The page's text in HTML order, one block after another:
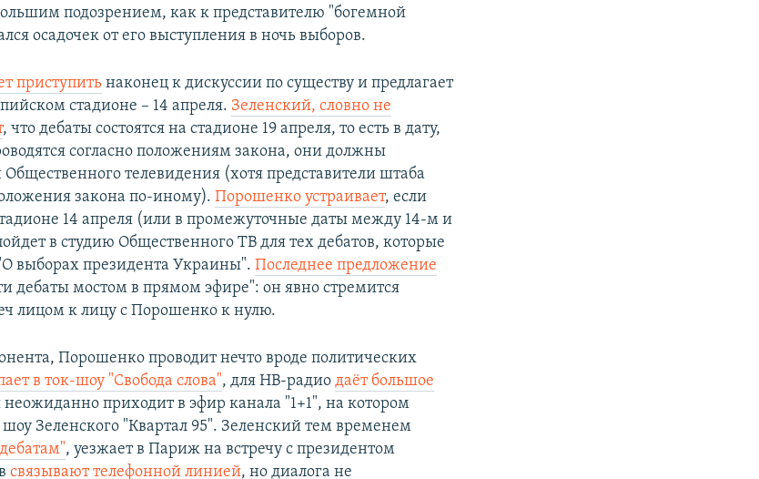
подозрением, как к представителю "богемной
осадочек от его выступления в ночь выборов.
приступить наконец к дискуссии по существу и предлагает
стадионе – 14 апреля. Зеленский, словно не
, что дебаты состоятся на стадионе 19 апреля, то есть в дату,
согласно положениям закона, они должны
Общественного телевидения (хотя представители штаба
закона по-иному).Порошенко устраивает, если
14 апреля (или в промежуточные даты между 14-м и
в студию Общественного ТВ для тех дебатов, которые
"О выборах президента Украины".Последнее предложение
дебаты мостом в прямом эфире": он явно стремится
лицом к лицу с Порошенко к нулю.
Порошенко проводит нечто вроде политических
в ток-шоу "Свобода слова", для НВ-радиодаёт большое
неожиданно приходит в эфир канала "1+1", на котором
Зеленского "Квартал 95". Зеленский тем временем
, уезжает в Париж на встречу с президентом
связывают телефонной линией, но диалога не